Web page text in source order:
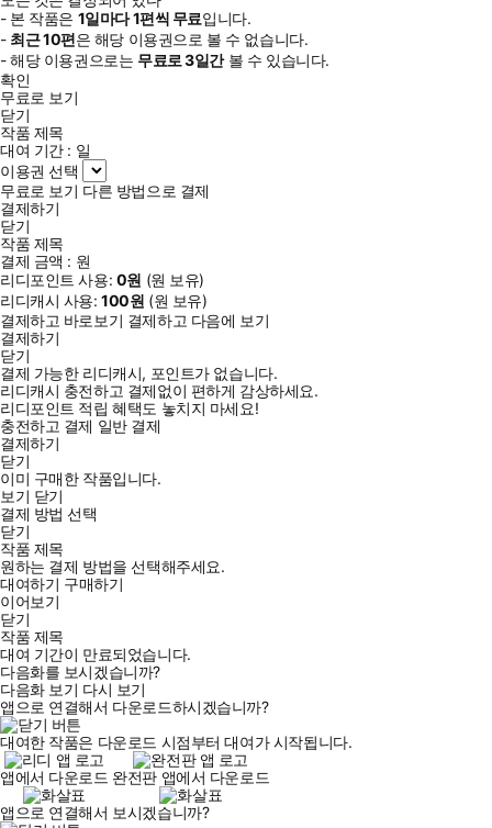
는 것처럼 보인다. 하지만 그런 차원의 기이한 일이 행동에 영향을
미칠 정도로 위로 확산되기란 불가능하며, 게다가 ‘자유롭고 의지
적인 행위자’라는 개념이 무작위성에 기반한다면 문제가 생긴다.
_「10.5장 간주곡」, 298~299쪽
마지막은 양자역학이다. 양자역학 논의에서 물질계의 무작위성은
결정론과 배치되는 듯하지만, 새폴스키의 시각에서 무작위적으로
움직인다는 이유로 자유의지가 있다고 말하기는 어렵다. 또한 ‘양
자 자유의지론자’들은 비고전물리학의 다양한 특징이 신경계의 많
은 구성 요소 사이에서 양자 사건을 조정할 수 있다는 주장하지만,
그는 이러한 양자 효과가 행동을 변화시킬 만큼 용솟음친다는 증거
는 없다고 단언한다. 이온과 같은 물질이 신경계의 이온채널이나 수
용체와 상호작용하는 방식에 양자 효과가 있으리라는 추측은 무리
라는 것이다.
새폴스키는 현대물리학 이론의 필수적이고도 까다로운 논의를
풍성한 시각자료를 곁들여 능숙하고도 이해하기 쉽게 풀어가기
에, 독자들은 고전물리학과 현대물리학의 핵심 논의를 따라가기
어렵지 않다. 『사이언스』 <월 스트리트 저널> 등 유수의 언론
에서 “탁월하다”는 찬사를 아끼지 않은 이유다.
“우리는 변화를 일구어낸 경험이 있다”
자유의지가 없다면, 인간에게 윤리적 책임을 물을 수 있는가?
개인에게 부당한 책임을 지우지 않는 사회를 향하여
새폴스키의 주장을 따를 때의 우려 중 하나는 인간의 윤리를 어디
까지 물을 수 있는가 하는 것이다. “자유의지가 신화이고 우리의
행동이 우리가 책임질 수 없는 생물학적 운의 비도덕적 결과에 불
과하다면, 그냥 난동을 부린들 안 될 게 뭔가?” 자유의지 부재에
따른 도덕적 혼란을 고찰하는 과정에서 그는 자유의지에 대한 입
장 차를 보이는 이들뿐 아니라 무신론자들의 부도덕함에 대한 연
구를 나란히 가져온다. ‘자유의지가 없다면 인간은 무책임한 존재
로 전락할 따름인가?’ ‘무신론자들은 종교인들보다 반사회적 행
- 본 작품은 1일마다1편씩 무료입니다.
- 최근10편은 해당 이용권으로 볼 수 없습니다.
- 해당 이용권으로는 무료로3일간볼 수 있습니다.
확인
무료로 보기
닫기
작품 제목
대여 기간 : 일
이용권 선택
무료로 보기 다른 방법으로 결제
결제하기
닫기
작품 제목
결제 금액 : 원
리디포인트 사용: 0원 (원 보유)
리디캐시 사용:100원 (원 보유)
결제하고 바로보기 결제하고 다음에 보기
결제하기
닫기
결제 가능한 리디캐시, 포인트가 없습니다.
리디캐시 충전하고 결제없이 편하게 감상하세요.
리디포인트 적립 혜택도 놓치지 마세요!
충전하고 결제 일반 결제
결제하기
닫기
이미 구매한 작품입니다.
보기 닫기
결제 방법 선택
닫기
작품 제목
원하는 결제 방법을 선택해주세요.
대여하기 구매하기
이어보기
닫기
작품 제목
대여 기간이 만료되었습니다.
다음화를 보시겠습니까?
다음화 보기 다시 보기
앱으로 연결해서 다운로드하시겠습니까?
대여한 작품은 다운로드 시점부터 대여가 시작됩니다.
앱에서 다운로드 완전판 앱에서 다운로드
앱으로 연결해서 보시겠습니까?